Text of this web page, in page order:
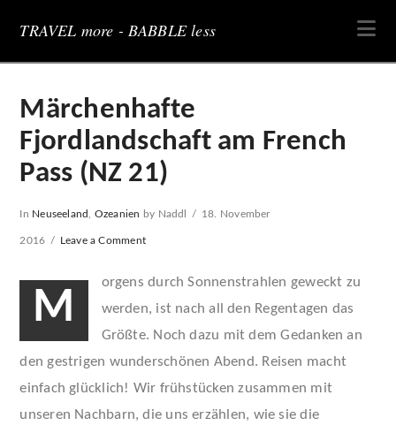
TRAVEL more - BABBLE less
Märchenhafte
Fjordlandschaft am French
Pass (NZ 21)
In Neuseeland Ozeanien by Naddl 18. November
2016 Leave a Comment
M
orgens durch Sonnenstrahlen geweckt zu
werden, ist nach all den Regentagen das
Größte. Noch dazu mit dem Gedanken an
den gestrigen wunderschönen Abend. Reisen macht
einfach glücklich! Wir frühstücken zusammen mit
unseren Nachbarn, die uns erzählen, wie sie die